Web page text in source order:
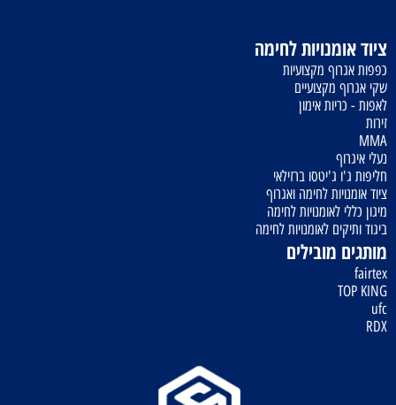
ציוד אומנויות לחימה
כפפות אגרוף מקצועיות
שקי אגרוף מקצועיים
לאפות - כריות אימון
זירות
MMA
נעלי איגרוף
חליפות ג'ו ג'יטסו ברזילאי
ציוד אומנויות לחימה ואגרוף
מיגון כללי לאומנויות לחימה
ביגוד ותיקים לאומנויות לחימה
מותגים מובילים
fairtex
TOP KING
ufc
RDX